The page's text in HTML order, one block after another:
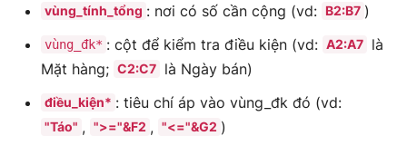
vùng_tính_tổng : nơi có số cần cộng (vd: B2:B7 )
vùng_đk* : cột để kiểm tra điều kiện (vd: A2:A7 là
Mặt hàng; C2:C7 là Ngày bán)
điều_kiện* : tiêu chí áp vào vùng_đk đó (vd:
"Táo" , ">="&F2 , "<="&G2 )